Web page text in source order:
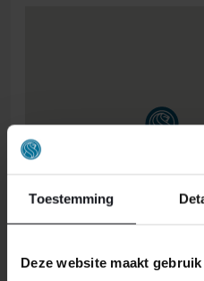
Toestemming
Deze website maakt